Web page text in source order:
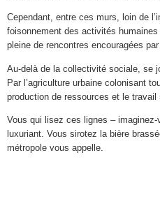
Cependant, entre ces murs, loin de
foisonnement des activités
pleine de rencontres encouragées
Au-delà de la collectivité sociale, se
Par l’agriculture urbaine colonisant
production de ressources et le
Vous qui lisez ces lignes –
luxuriant. Vous sirotez la bière
métropole vous appelle.